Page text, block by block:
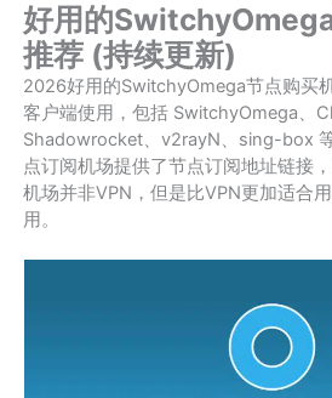
好用的
推荐 (持续更新)
2026好用的SwitchyOmega节点购买
客户端使用，包括 SwitchyOmega、
Shadowrocket、v2rayN、sing-box
点订阅机场提供了节点订阅地址链接
机场并非VPN，但是比VPN更加适合
用。